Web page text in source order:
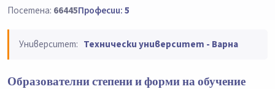
Посетена: 66445Професии:5
Университет: Технически университет - Варна
Образователни степени и форми на обучение